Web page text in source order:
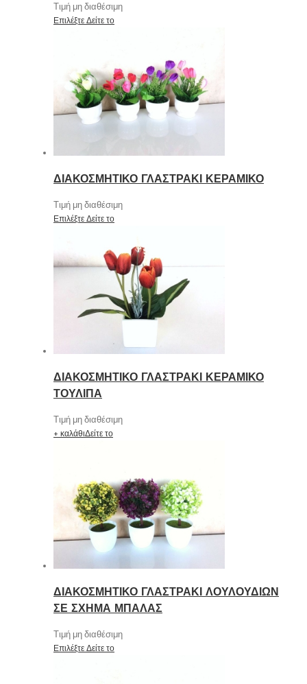
Τιμή μη διαθέσιμη
Επιλέξτε Δείτε το
ΔΙΑΚΟΣΜΗΤΙΚΟ ΓΛΑΣΤΡΑΚΙ ΚΕΡΑΜΙΚΟ
Τιμή μη διαθέσιμη
Επιλέξτε Δείτε το
ΔΙΑΚΟΣΜΗΤΙΚΟ ΓΛΑΣΤΡΑΚΙ ΚΕΡΑΜΙΚΟ
ΤΟΥΛΙΠΑ
Τιμή μη διαθέσιμη
+ καλάθιΔείτε το
ΔΙΑΚΟΣΜΗΤΙΚΟ ΓΛΑΣΤΡΑΚΙ ΛΟΥΛΟΥΔΙΩΝ
ΣΕ ΣΧΗΜΑ ΜΠΑΛΑΣ
Τιμή μη διαθέσιμη
Επιλέξτε Δείτε το